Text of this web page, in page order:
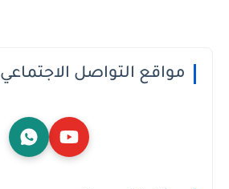
مواقع التواصل الاجتماعي